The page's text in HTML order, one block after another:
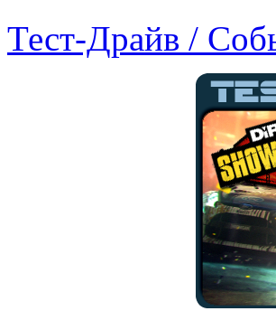
Тест-Драйв /